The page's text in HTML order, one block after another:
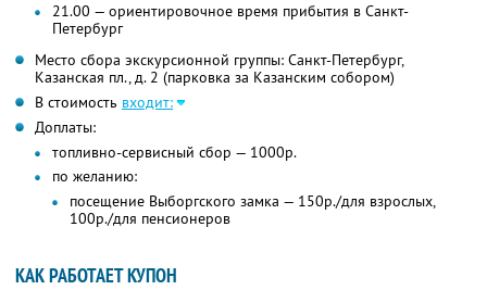
21.00 — ориентировочное время прибытия в Санкт-
Петербург
Место сбора экскурсионной группы: Санкт-Петербург,
Казанская пл., д. 2 (парковка за Казанским собором)
В стоимость входит:
Доплаты:
топливно-сервисный сбор — 1000р.
по желанию:
посещение Выборгского замка — 150р./для взрослых,
100р./для пенсионеров
КАК РАБОТАЕТ КУПОН